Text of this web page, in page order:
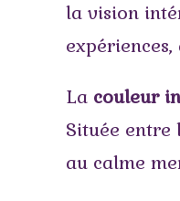
la vision
La couleur
Située entre
au calme